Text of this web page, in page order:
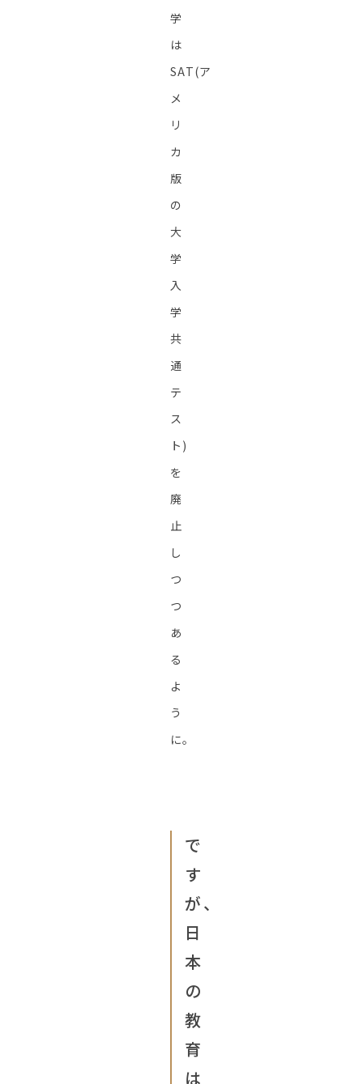
学
は
SAT(ア
メ
リ
カ
版
の
大
学
入
学
共
通
テ
ス
ト)
を
廃
止
し
つ
つ
あ
る
よ
う
に。
で
す
が、
日
本
の
教
育
は